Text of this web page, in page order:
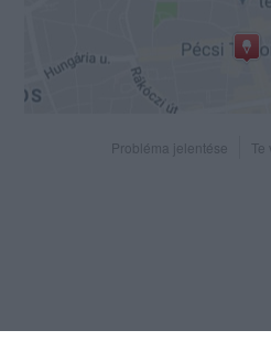
Probléma jelentése Te